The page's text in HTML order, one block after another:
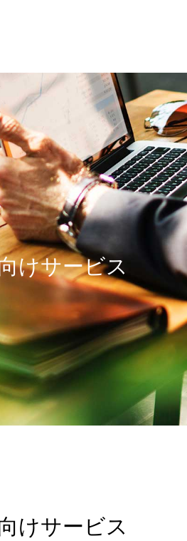
けサービス
けサービス